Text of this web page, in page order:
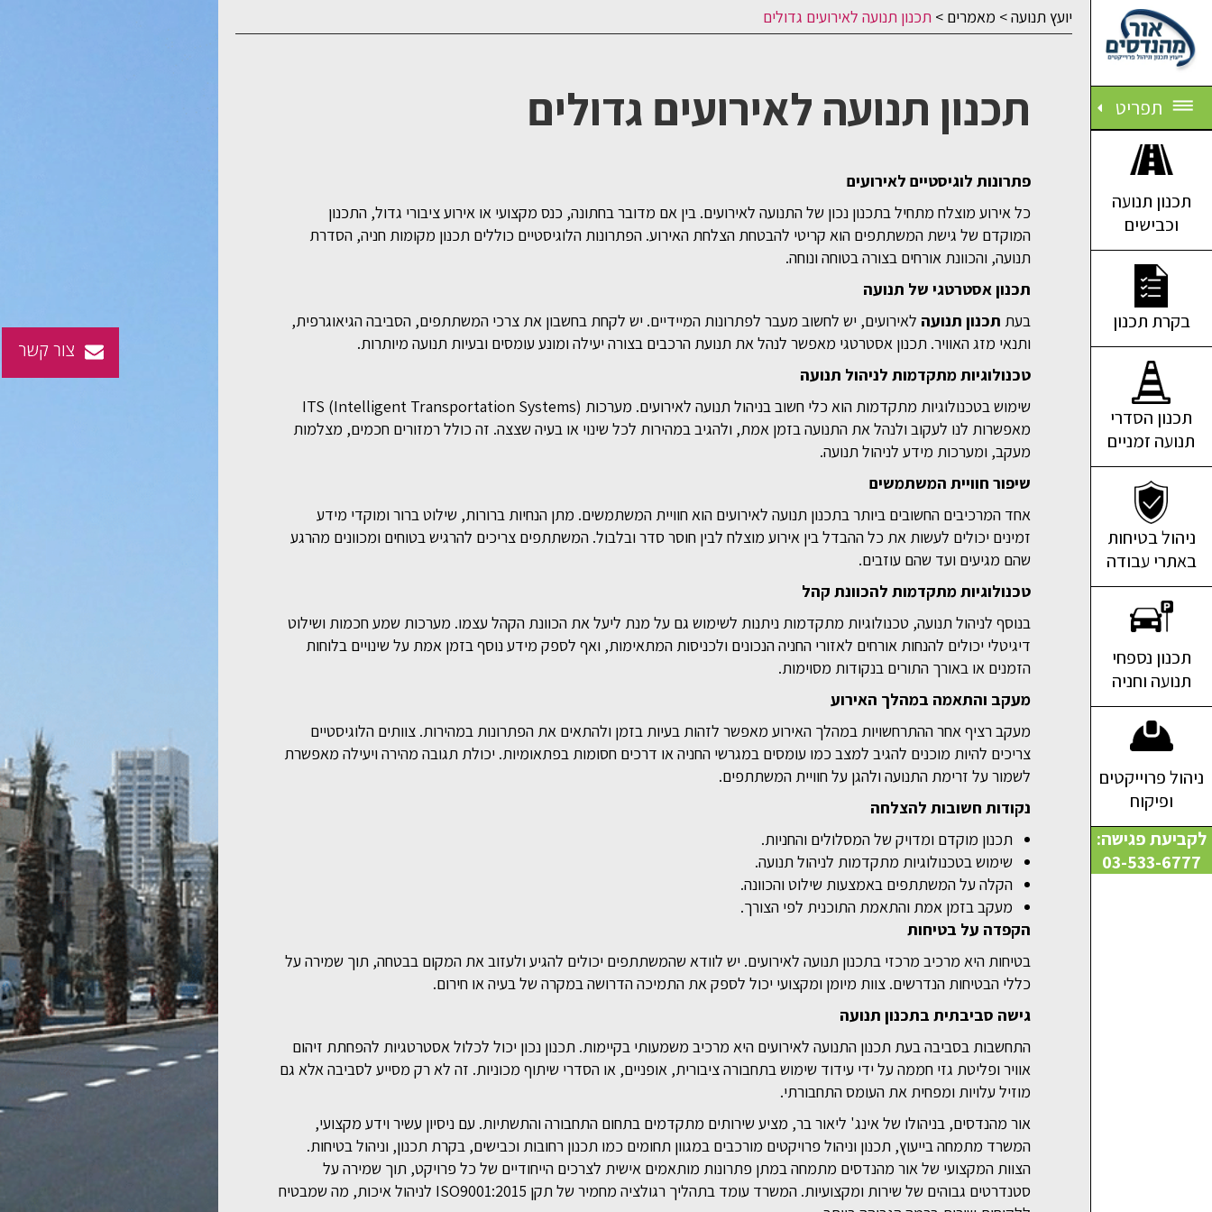
תפריט
תכנון תנועה
וכבישים
בקרת תכנון
תכנון הסדרי
תנועה זמניים
ניהול בטיחות
באתרי עבודה
תכנון נספחי
תנועה וחניה
ניהול פרוייקטים
ופיקוח
לקביעת פגישה:
03-533-6777
יועץ תנועה> מאמרים > תכנון תנועה לאירועים גדולים
תכנון תנועה לאירועים גדולים
פתרונות לוגיסטיים לאירועים
כל אירוע מוצלח מתחיל בתכנון נכון של התנועה לאירועים. בין אם מדובר בחתונה, כנס מקצועי או אירוע ציבורי גדול, התכנון
המוקדם של גישת המשתתפים הוא קריטי להבטחת הצלחת האירוע. הפתרונות הלוגיסטיים כוללים תכנון מקומות חניה, הסדרת
תנועה, והכוונת אורחים בצורה בטוחה ונוחה.
תכנון אסטרטגי של תנועה
בעת תכנון תנועה לאירועים, יש לחשוב מעבר לפתרונות המיידיים. יש לקחת בחשבון את צרכי המשתתפים, הסביבה הגיאוגרפית,
ותנאי מזג האוויר. תכנון אסטרטגי מאפשר לנהל את תנועת הרכבים בצורה יעילה ומונע עומסים ובעיות תנועה מיותרות.
טכנולוגיות מתקדמות לניהול תנועה
שימוש בטכנולוגיות מתקדמות הוא כלי חשוב בניהול תנועה לאירועים. מערכות ITS (Intelligent Transportation Systems)
מאפשרות לנו לעקוב ולנהל את התנועה בזמן אמת, ולהגיב במהירות לכל שינוי או בעיה שצצה. זה כולל רמזורים חכמים, מצלמות
מעקב, ומערכות מידע לניהול תנועה.
שיפור חוויית המשתמשים
אחד המרכיבים החשובים ביותר בתכנון תנועה לאירועים הוא חוויית המשתמשים. מתן הנחיות ברורות, שילוט ברור ומוקדי מידע
זמינים יכולים לעשות את כל ההבדל בין אירוע מוצלח לבין חוסר סדר ובלבול. המשתתפים צריכים להרגיש בטוחים ומכוונים מהרגע
שהם מגיעים ועד שהם עוזבים.
טכנולוגיות מתקדמות להכוונת קהל
בנוסף לניהול תנועה, טכנולוגיות מתקדמות ניתנות לשימוש גם על מנת ליעל את הכוונת הקהל עצמו. מערכות שמע חכמות ושילוט
דיגיטלי יכולים להנחות אורחים לאזורי החניה הנכונים ולכניסות המתאימות, ואף לספק מידע נוסף בזמן אמת על שינויים בלוחות
הזמנים או באורך התורים בנקודות מסוימות.
מעקב והתאמה במהלך האירוע
מעקב רציף אחר ההתרחשויות במהלך האירוע מאפשר לזהות בעיות בזמן ולהתאים את הפתרונות במהירות. צוותים הלוגיסטיים
צריכים להיות מוכנים להגיב למצב כמו עומסים במגרשי החניה או דרכים חסומות בפתאומיות. יכולת תגובה מהירה ויעילה מאפשרת
לשמור על זרימת התנועה ולהגן על חוויית המשתתפים.
נקודות חשובות להצלחה
תכנון מוקדם ומדויק של המסלולים והחניות.
שימוש בטכנולוגיות מתקדמות לניהול תנועה.
הקלה על המשתתפים באמצעות שילוט והכוונה.
מעקב בזמן אמת והתאמת התוכנית לפי הצורך.
הקפדה על בטיחות
בטיחות היא מרכיב מרכזי בתכנון תנועה לאירועים. יש לוודא שהמשתתפים יכולים להגיע ולעזוב את המקום בבטחה, תוך שמירה על
כללי הבטיחות הנדרשים. צוות מיומן ומקצועי יכול לספק את התמיכה הדרושה במקרה של בעיה או חירום.
גישה סביבתית בתכנון תנועה
התחשבות בסביבה בעת תכנון התנועה לאירועים היא מרכיב משמעותי בקיימות. תכנון נכון יכול לכלול אסטרטגיות להפחתת זיהום
אוויר ופליטת גזי חממה על ידי עידוד שימוש בתחבורה ציבורית, אופניים, או הסדרי שיתוף מכוניות. זה לא רק מסייע לסביבה אלא גם
מוזיל עלויות ומפחית את העומס התחבורתי.
אור מהנדסים, בניהולו של אינג' ליאור בר, מציע שירותים מתקדמים בתחום התחבורה והתשתיות. עם ניסיון עשיר וידע מקצועי,
המשרד מתמחה בייעוץ, תכנון וניהול פרויקטים מורכבים במגוון תחומים כמו תכנון רחובות וכבישים, בקרת תכנון, וניהול בטיחות.
הצוות המקצועי של אור מהנדסים מתמחה במתן פתרונות מותאמים אישית לצרכים הייחודיים של כל פרויקט, תוך שמירה על
סטנדרטים גבוהים של שירות ומקצועיות. המשרד עומד בתהליך רגולציה מחמיר של תקן ISO9001:2015 לניהול איכות, מה שמבטיח